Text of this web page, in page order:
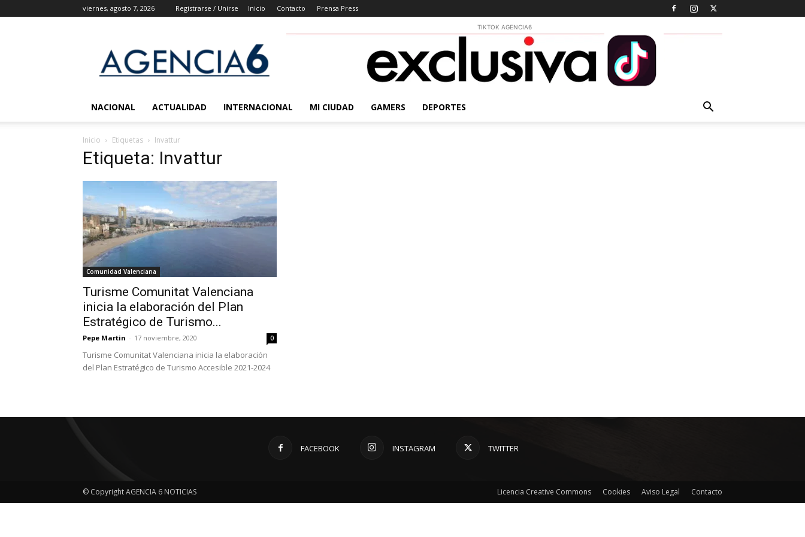
viernes, agosto 7, 2026 Registrarse / Unirse Inicio Contacto Prensa Press
6
Noticias
TIKTOK AGENCIA6
NACIONAL ACTUALIDAD INTERNACIONAL MI CIUDAD GAMERS DEPORTES
Inicio Etiquetas Invattur
Etiqueta: Invattur
Comunidad Valenciana
Turisme Comunitat Valenciana
inicia la elaboración del Plan
Estratégico de Turismo...
Pepe Martin - 17 noviembre, 2020 0
Turisme Comunitat Valenciana inicia la elaboración
del Plan Estratégico de Turismo Accesible 2021-2024
FACEBOOK INSTAGRAM TWITTER
Licencia Creative Commons Cookies Aviso Legal Contacto
© Copyright AGENCIA 6 NOTICIAS